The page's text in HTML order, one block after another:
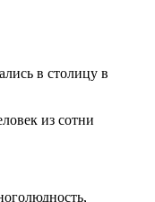
в столицу в
из сотни